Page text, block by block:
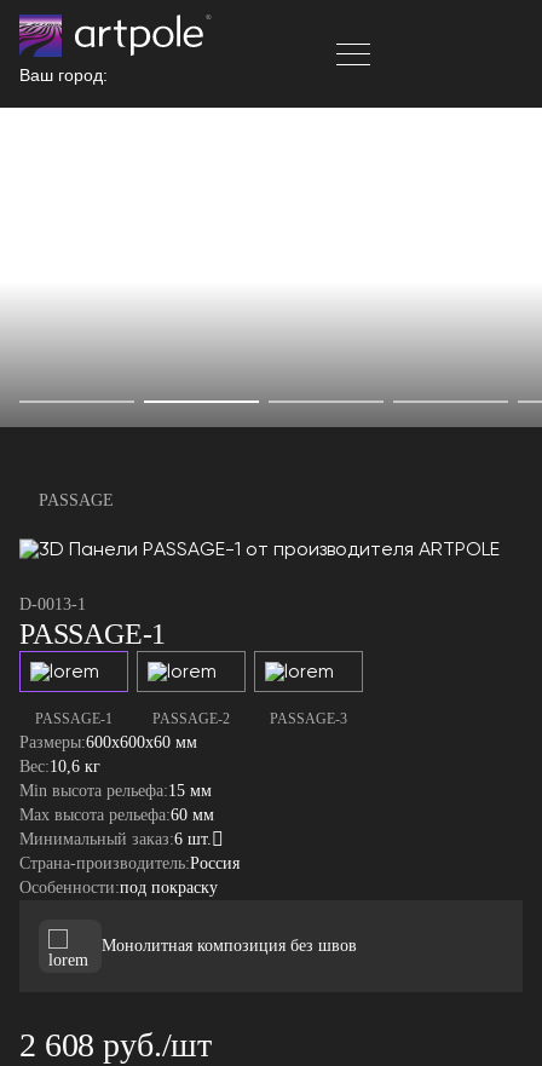
Ваш город:
PASSAGE
D-0013-1
PASSAGE-1
PASSAGE-1 PASSAGE-2 PASSAGE-3
Размеры:600x600x60 мм
Вес:10,6 кг
Min высота рельефа:15 мм
Max высота рельефа:60 мм
Минимальный заказ:6 шт.
Страна-производитель:Россия
Особенности:под покраску
Монолитная композиция без швов
2 608 руб./шт